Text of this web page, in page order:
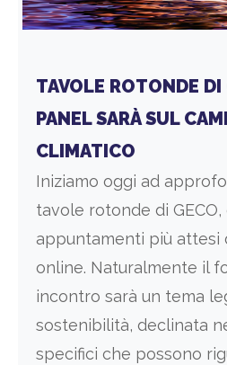
TAVOLE ROTONDE
PANEL SARÀ SUL
CLIMATICO
Iniziamo oggi ad
tavole rotonde di
appuntamenti più attesi
online. Naturalmente il
incontro sarà un tema
sostenibilità, declinata
specifici che possono